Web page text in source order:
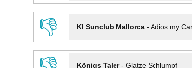
👎
KI Sunclub Mallorca- Adios my
Königs Taler- Glatze Schlumpf